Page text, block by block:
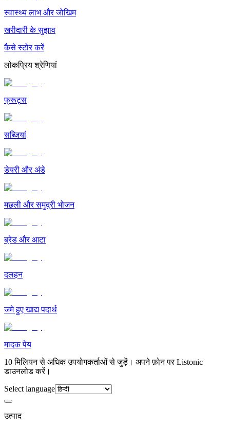
स्वास्थ्य लाभ और जोखिम
खरीदारी के सुझाव
कैसे स्टोर करें
लोकप्रिय श्रेणियां
फ्रूट्स
सब्जियां
डेयरी और अंडे
मछली और समुद्री भोजन
ब्रेड और आटा
दलहन
जमे हुए खाद्य पदार्थ
मादक पेय
10 मिलियन से अधिक उपयोगकर्ताओं से जुड़ें। अपने फ़ोन पर Listonic
डाउनलोड करें।
Select language
उत्पाद